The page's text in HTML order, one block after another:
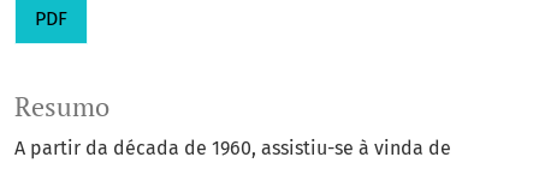
PDF
Resumo
A partir da década de 1960, assistiu-se à vinda de